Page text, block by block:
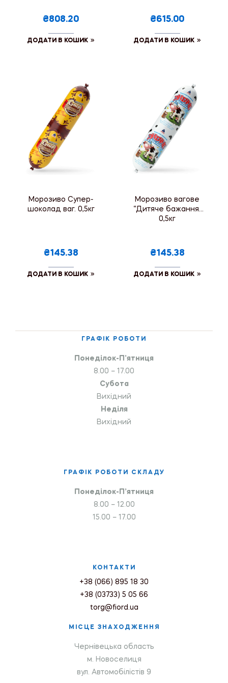
₴808.20
ДОДАТИ В КОШИК
₴615.00
ДОДАТИ В КОШИК
Морозиво Супер-
шоколад ваг. 0,5кг
₴145.38
ДОДАТИ В КОШИК
Морозиво вагове
“Дитяче бажання”
0,5кг
₴145.38
ДОДАТИ В КОШИК
ГРАФІК РОБОТИ
Понеділок-П’ятниця
8.00 – 17.00
Субота
Вихідний
Неділя
Вихідний
ГРАФІК РОБОТИ СКЛАДУ
Понеділок-П’ятниця
8.00 – 12.00
15.00 – 17.00
КОНТАКТИ
+38 (066) 895 18 30
+38 (03733) 5 05 66
torg@fiord.ua
МІСЦЕ ЗНАХОДЖЕННЯ
Чернівецька область
м. Новоселиця
вул. Автомобілістів 9